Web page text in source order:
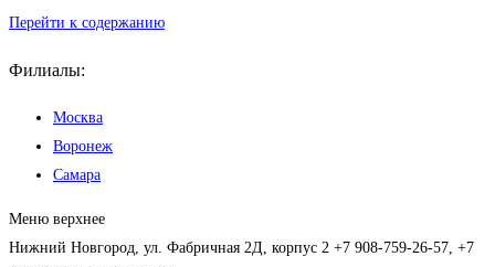
Перейти к содержанию
Филиалы:
Москва
Воронеж
Самара
Меню верхнее
Нижний Новгород, ул. Фабричная 2Д, корпус 2 +7 908-759-26-57, +7